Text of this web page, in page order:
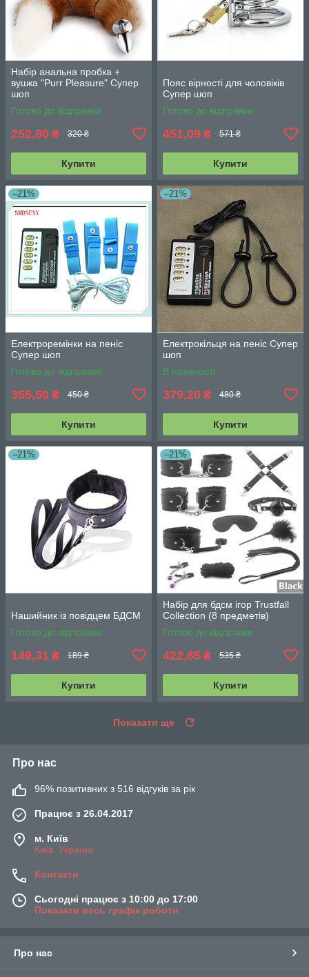
Набір анальна пробка +
вушка "Purr Pleasure" Супер
шоп
Готово до відправки
252,80 ₴ 320 ₴
Купити
Пояс вірності для чоловіків
Супер шоп
Готово до відправки
451,09 ₴ 571 ₴
Купити
–21%
Електроремінки на пеніс
Супер шоп
Готово до відправки
355,50 ₴ 450 ₴
Купити
–21%
Електрокільця на пеніс Супер
шоп
В наявності
379,20 ₴ 480 ₴
Купити
–21%
Нашийник із повідцем БДСМ
Готово до відправки
149,31 ₴ 189 ₴
Купити
–21%
Набір для бдсм ігор Trustfall
Collection (8 предметів)
Готово до відправки
422,65 ₴ 535 ₴
Купити
Показати ще
Про нас
96% позитивних з 516 відгуків за рік
Працює з 26.04.2017
м. Київ
Київ, Україна
Контакти
Сьогодні працює з 10:00 до 17:00
Показати весь графік роботи
Про нас